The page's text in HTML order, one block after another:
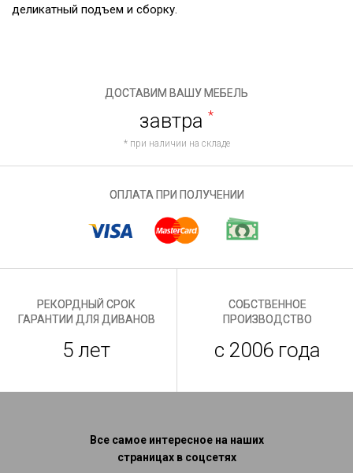
деликатный подъем и сборку.
ДОСТАВИМ ВАШУ МЕБЕЛЬ
завтра *
* при наличии на складе
ОПЛАТА ПРИ ПОЛУЧЕНИИ
РЕКОРДНЫЙ СРОК
ГАРАНТИИ ДЛЯ ДИВАНОВ
5 лет
СОБСТВЕННОЕ
ПРОИЗВОДСТВО
с 2006 года
Все самое интересное на наших
страницах в соцсетях